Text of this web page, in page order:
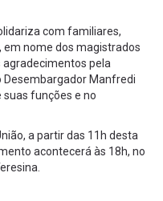
com familiares,
em nome dos magistrados
agradecimentos pela
Desembargador Manfredi
suas funções e no
a partir das 11h desta
acontecerá às 18h, no